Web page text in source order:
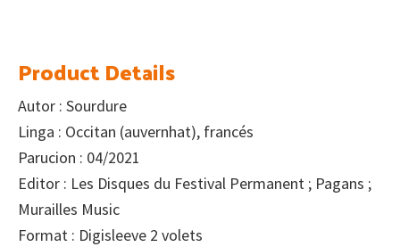
Product Details
Autor : Sourdure
Linga : Occitan (auvernhat), francés
Parucion : 04/2021
Editor : Les Disques du Festival Permanent ; Pagans ;
Murailles Music
Format : Digisleeve 2 volets